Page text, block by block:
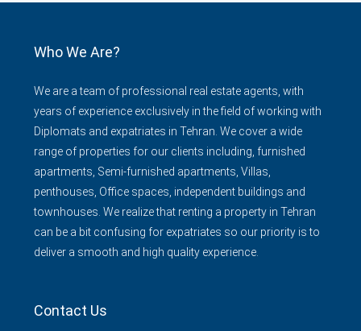
Who We Are?
We are a team of professional real estate agents, with
years of experience exclusively in the field of working with
Diplomats and expatriates in Tehran. We cover a wide
range of properties for our clients including, furnished
apartments, Semi-furnished apartments, Villas,
penthouses, Office spaces, independent buildings and
townhouses. We realize that renting a property in Tehran
can be a bit confusing for expatriates so our priority is to
deliver a smooth and high quality experience.
Contact Us